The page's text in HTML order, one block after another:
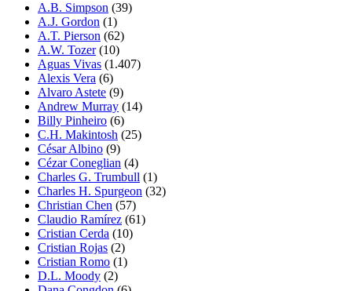
A.B. Simpson (39)
A.J. Gordon (1)
A.T. Pierson (62)
A.W. Tozer(10)
Aguas Vivas (1.407)
Alexis Vera (6)
Alvaro Astete (9)
Andrew Murray (14)
Billy Pinheiro (6)
C.H. Makintosh (25)
César Albino (9)
Cézar Coneglian (4)
Charles G. Trumbull (1)
Charles H. Spurgeon (32)
Christian Chen (57)
Claudio Ramírez (61)
Cristian Cerda (10)
Cristian Rojas (2)
Cristian Romo (1)
D.L. Moody (2)